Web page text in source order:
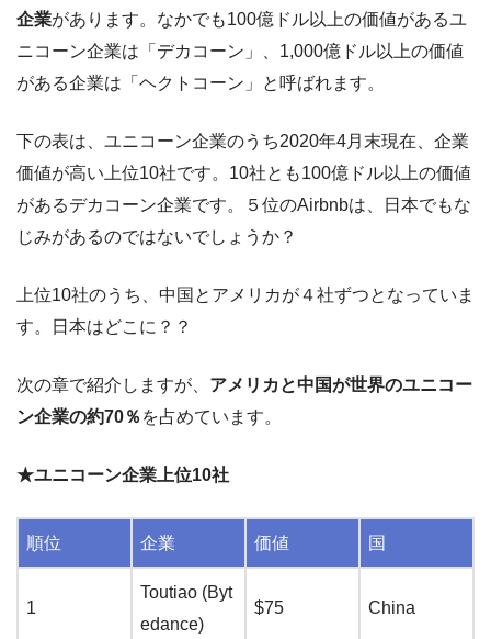
企業があります。なかでも100億ドル以上の価値があるユ
ニコーン企業は「デカコーン」、1,000億ドル以上の価値
がある企業は「ヘクトコーン」と呼ばれます。
下の表は、ユニコーン企業のうち2020年4月末現在、企業
価値が高い上位10社です。10社とも100億ドル以上の価値
があるデカコーン企業です。５位のAirbnbは、日本でもな
じみがあるのではないでしょうか？
上位10社のうち、中国とアメリカが４社ずつとなっていま
す。日本はどこに？？
次の章で紹介しますが、 アメリカと中国が世界のユニコー
ン企業の約70％ を占めています。
★ユニコーン企業上位10社
順位 企業 価値 国
1
Toutiao (Byt
edance)
$75 China